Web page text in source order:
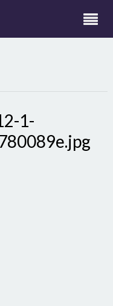
1-